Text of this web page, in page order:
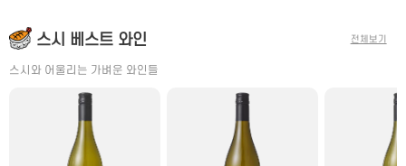
전체보기
스시 베스트 와인
스시와 어울리는 가벼운 와인들